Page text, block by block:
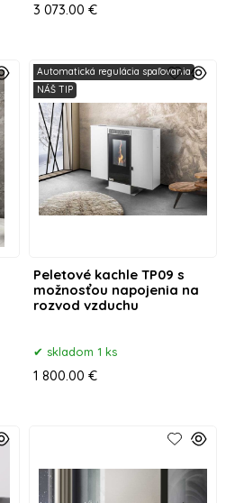
3 073.00 €
Peletové kachle TP09 s
možnosťou napojenia na
rozvod vzduchu
Automatická regulácia spaľovania
NÁŠ TIP
skladom 1 ks
1 800.00 €